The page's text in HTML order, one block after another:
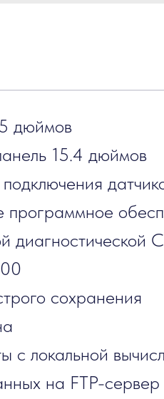
дюймов
15.4 дюймов
программное
сохранения
с локальной
на FTP-сервер